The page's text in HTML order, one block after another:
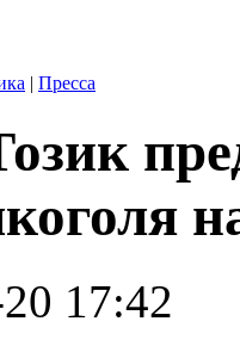
| Пресса
17:42